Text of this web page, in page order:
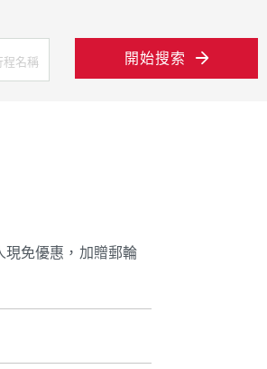
開始搜索
免優惠，加贈郵輪